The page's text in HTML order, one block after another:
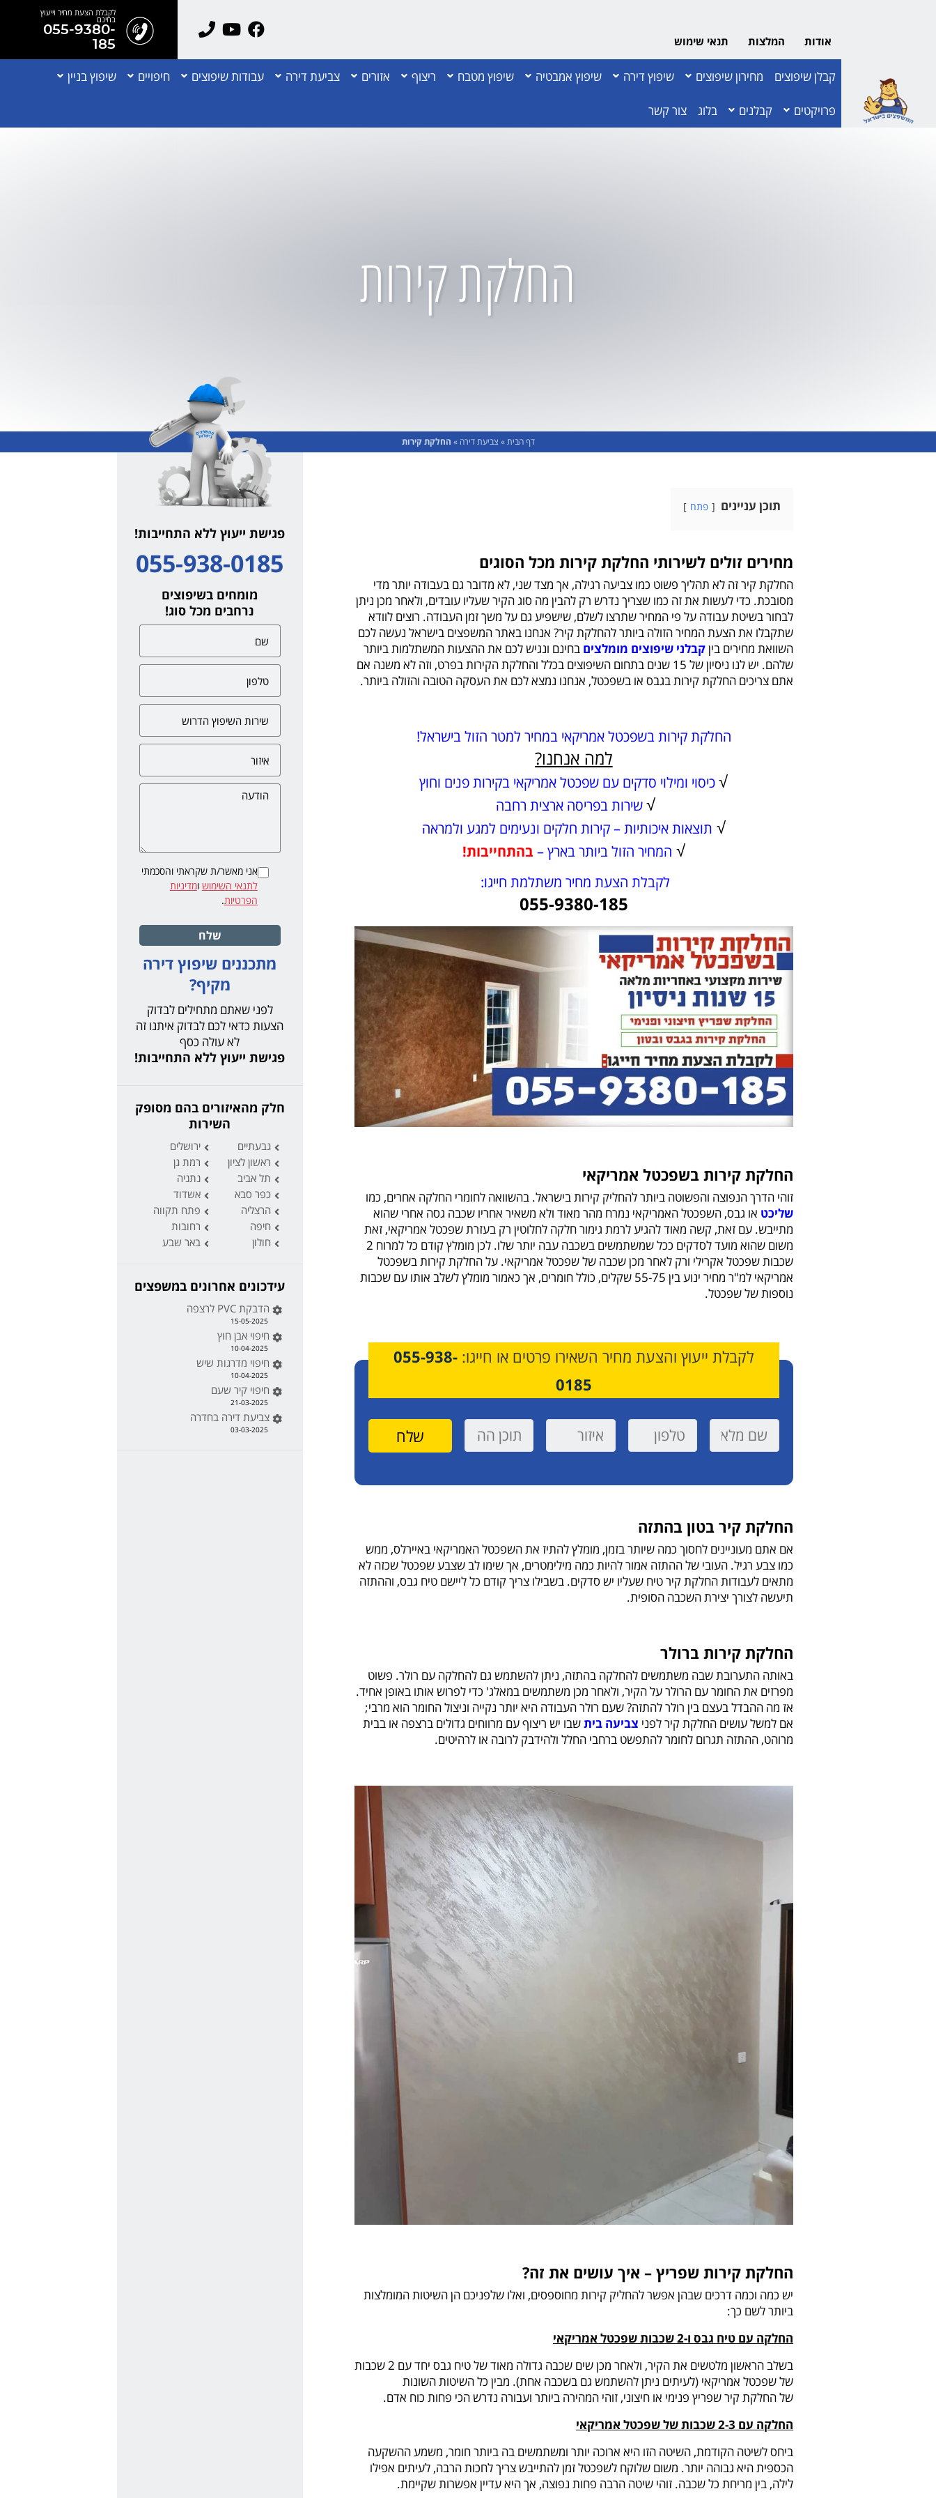
אודות המלצות תנאי שימוש
לקבלת הצעת מחיר וייעוץ
בחינם
055-9380-
185
קבלן שיפוצים מחירון שיפוצים שיפוץ דירה שיפוץ אמבטיה שיפוץ מטבח ריצוף אזורים צביעת דירה עבודות שיפוצים חיפויים שיפוץ בניין
פרויקטים קבלנים בלוג צור קשר
החלקת קירות
דף הבית» צביעת דירה » החלקת קירות
תוכן עניינים פתח
מחירים זולים לשירותי החלקת קירות מכל הסוגים
החלקת קיר זה לא תהליך פשוט כמו צביעה רגילה, אך מצד שני, לא מדובר גם בעבודה יותר מדי
מסובכת. כדי לעשות את זה כמו שצריך נדרש רק להבין מה סוג הקיר שעליו עובדים, ולאחר מכן ניתן
לבחור בשיטת עבודה על פי המחיר שתרצו לשלם, שישפיע גם על משך זמן העבודה. רוצים לוודא
שתקבלו את הצעת המחיר הזולה ביותר להחלקת קיר? אנחנו באתר המשפצים בישראל נעשה לכם
השוואת מחירים ביןקבלני שיפוצים מומלצים בחינם ונגיש לכם את ההצעות המשתלמות ביותר
שלהם. יש לנו ניסיון של 15 שנים בתחום השיפוצים בכלל והחלקת הקירות בפרט, וזה לא משנה אם
אתם צריכים החלקת קירות בגבס או בשפכטל, אנחנו נמצא לכם את העסקה הטובה והזולה ביותר.
החלקת קירות בשפכטל אמריקאי במחיר למטר הזול בישראל!
למה אנחנו?
√כיסוי ומילוי סדקים עם שפכטל אמריקאי בקירות פנים וחוץ
√שירות בפריסה ארצית רחבה
√ תוצאות איכותיות – קירות חלקים ונעימים למגע ולמראה
√ המחיר הזול ביותר בארץ – בהתחייבות!
לקבלת הצעת מחיר משתלמת חייגו:
055-9380-185
החלקת קירות בשפכטל אמריקאי
זוהי הדרך הנפוצה והפשוטה ביותר להחליק קירות בישראל. בהשוואה לחומרי החלקה אחרים, כמו
שליכט או גבס, השפכטל האמריקאי נמרח מהר מאוד ולא משאיר אחריו שכבה גסה אחרי שהוא
מתייבש. עם זאת, קשה מאוד להגיע לרמת גימור חלקה לחלוטין רק בעזרת שפכטל אמריקאי, זאת
משום שהוא מועד לסדקים ככל שמשתמשים בשכבה עבה יותר שלו. לכן מומלץ קודם כל למרוח 2
שכבות שפכטל אקרילי ורק לאחר מכן שכבה של שפכטל אמריקאי. על החלקת קירות בשפכטל
אמריקאי למ"ר מחיר ינוע בין 55-75 שקלים, כולל חומרים, אך כאמור מומלץ לשלב אותו עם שכבות
נוספות של שפכטל.
לקבלת ייעוץ והצעת מחיר השאירו פרטים או חייגו: 055-938-
0185
החלקת קיר בטון בהתזה
אם אתם מעוניינים לחסוך כמה שיותר בזמן, מומלץ להתיז את השפכטל האמריקאי באיירלס, ממש
כמו צבע רגיל. העובי של ההתזה אמור להיות כמה מילימטרים, אך שימו לב שצבע שפכטל שכזה לא
מתאים לעבודות החלקת קיר טיח שעליו יש סדקים. בשבילו צריך קודם כל ליישם טיח גבס, וההתזה
תיעשה לצורך יצירת השכבה הסופית.
החלקת קירות ברולר
באותה התערובת שבה משתמשים להחלקה בהתזה, ניתן להשתמש גם להחלקה עם רולר. פשוט
מפרזים את החומר עם הרולר על הקיר, ולאחר מכן משתמשים במאלג' כדי לפרוש אותו באופן אחיד.
אז מה ההבדל בעצם בין רולר להתזה? שעם רולר העבודה היא יותר נקייה וניצול החומר הוא מרבי;
אם למשל עושים החלקת קיר לפני צביעה ביתשבו יש ריצוף עם מרווחים גדולים ברצפה או בבית
מרוהט, ההתזה תגרום לחומר להתפשט ברחבי החלל ולהידבק לרובה או לרהיטים.
החלקת קירות שפריץ – איך עושים את זה?
יש כמה וכמה דרכים שבהן אפשר להחליק קירות מחוספסים, ואלו שלפניכם הן השיטות המומלצות
ביותר לשם כך:
החלקה עם טיח גבס ו-2 שכבות שפכטל אמריקאי
בשלב הראשון מלטשים את הקיר, ולאחר מכן שים שכבה גדולה מאוד של טיח גבס יחד עם 2 שכבות
של שפכטל אמריקאי (לעיתים ניתן להשתמש גם בשכבה אחת). מבין כל השיטות השונות
של החלקת קיר שפריץ פנימי או חיצוני, זוהי המהירה ביותר ועבורה נדרש הכי פחות כוח אדם.
החלקה עם 2-3 שכבות של שפכטל אמריקאי
ביחס לשיטה הקודמת, השיטה הזו היא ארוכה יותר ומשתמשים בה ביותר חומר, משמע ההשקעה
הכספית היא גבוהה יותר. משום שלוקח לשפכטל זמן להתייבש צריך לחכות הרבה, לעיתים אפילו
לילה, בין מריחת כל שכבה. זוהי שיטה הרבה פחות נפוצה, אך היא עדיין אפשרות שקיימת.
פגישת ייעוץ ללא התחייבות!
055-938-0185
מומחים בשיפוצים
נרחבים מכל סוג!
אני מאשר/ת שקראתי והסכמתי
לתנאי השימוש ומדיניות
הפרטיות.
שלח
מתכננים שיפוץ דירה
מקיף?
לפני שאתם מתחילים לבדוק
הצעות כדאי לכם לבדוק איתנו זה
לא עולה כסף
פגישת ייעוץ ללא התחייבות!
חלק מהאיזורים בהם מסופק
השירות
גבעתיים
ירושלים
ראשון לציון
רמת גן
תל אביב
נתניה
כפר סבא
אשדוד
הרצליה
פתח תקווה
חיפה
רחובות
חולון
באר שבע
עידכונים אחרונים במשפצים
הדבקת PVC לרצפה
15-05-2025
חיפוי אבן חוץ
10-04-2025
חיפוי מדרגות שיש
10-04-2025
חיפוי קיר שעם
21-03-2025
צביעת דירה בחדרה
03-03-2025